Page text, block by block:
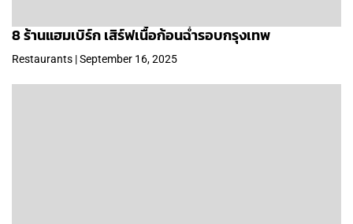
8 ร้านแฮมเบิร์ก เสิร์ฟเนื้อก้อนฉ่ำรอบกรุงเทพ
Restaurants | September 16, 2025